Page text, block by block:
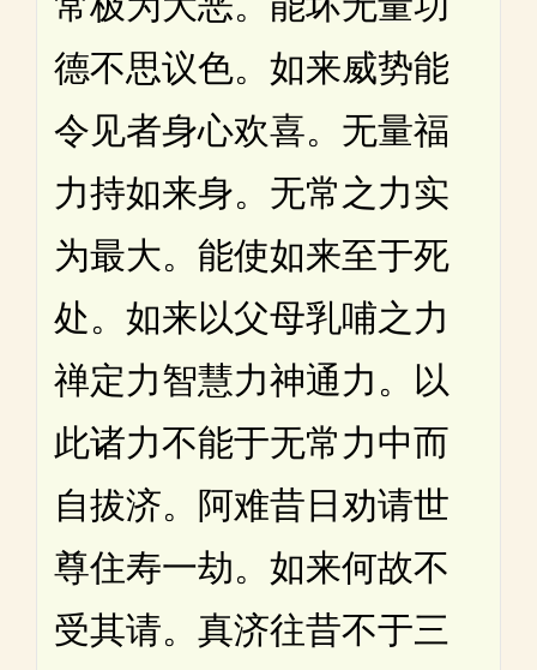
德不思议色。如来威势能
令见者身心欢喜。无量福
力持如来身。无常之力实
为最大。能使如来至于死
处。如来以父母乳哺之力
禅定力智慧力神通力。以
此诸力不能于无常力中而
自拔济。阿难昔日劝请世
尊住寿一劫。如来何故不
受其请。真济往昔不于三